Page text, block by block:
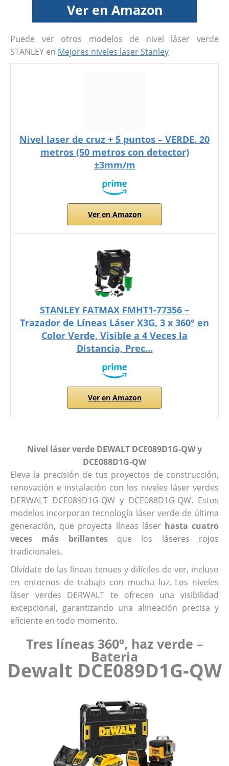
Ver en Amazon
Puede ver otros modelos de nivel láser verde
STANLEY en Mejores niveles laser Stanley
Nivel laser de cruz + 5 puntos – VERDE. 20
metros (50 metros con detector)
±3mm/m
Ver en Amazon
STANLEY FATMAX FMHT1-77356 –
Trazador de Líneas Láser X3G, 3 x 360° en
Color Verde, Visible a 4 Veces la
Distancia, Prec…
Ver en Amazon
Nivel láser verde DEWALT DCE089D1G-QWy
DCE088D1G-QW
Eleva la precisión de tus proyectos de construcción,
renovación e instalación con los niveles láser verdes
DERWALT DCE089D1G-QW y DCE088D1G-QW. Estos
modelos incorporan tecnología láser verde de última
generación, que proyecta líneas láser hasta cuatro
veces más brillantesque los láseres rojos
tradicionales.
Olvídate de las líneas tenues y difíciles de ver, incluso
en entornos de trabajo con mucha luz. Los niveles
láser verdes DERWALT te ofrecen una visibilidad
excepcional, garantizando una alineación precisa y
eficiente en todo momento.
Tres líneas 360º, haz verde –
Bateria
Dewalt DCE089D1G-QW